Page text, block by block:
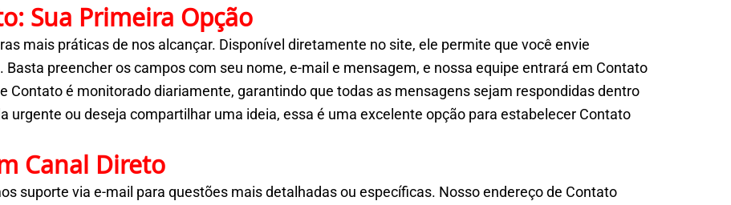
Sua Primeira Opção
mais práticas de nos alcançar. Disponível diretamente no site, ele permite que você envie
preencher os campos com seu nome, e-mail e mensagem, e nossa equipe entrará em Contato
Contato é monitorado diariamente, garantindo que todas as mensagens sejam respondidas dentro
urgente ou deseja compartilhar uma ideia, essa é uma excelente opção para estabelecer Contato
Canal Direto
suporte via e-mail para questões mais detalhadas ou específicas. Nosso endereço de Contato